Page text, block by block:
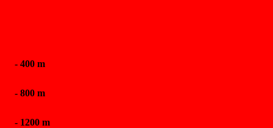
- 400 m
- 800 m
- 1200 m